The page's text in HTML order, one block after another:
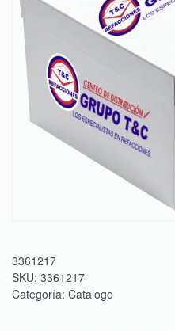
3361217
SKU: 3361217
Categoría: Catalogo